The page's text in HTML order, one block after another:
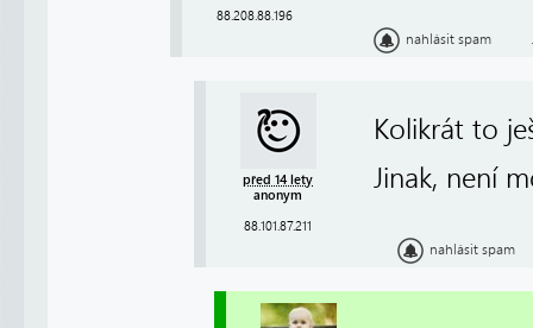
88.208.88.196
nahlásit spam
před 14 lety
anonym
88.101.87.211
Kolikrát to
Jinak, není
nahlásit spam